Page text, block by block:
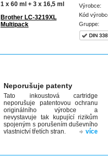
1 x 60 ml + 3 x 16,5 ml
Brother LC-3219XL
Multipack
Výrobce:
Kód
Gruppe:
Neporušuje patenty
Tato inkoustová cartridge
neporušuje patentovou ochranu
originálního výrobce a
nevystavuje tak kupující rizikům
spojeným s porušením duševního
vlastnictví třetích stran.
více